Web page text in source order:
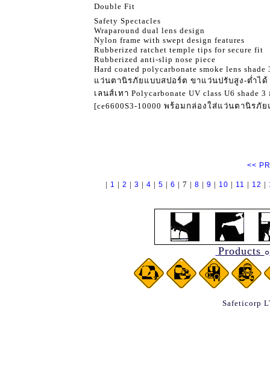
Double Fit
Safety Spectacles
Wraparound dual lens design
Nylon frame with swept design features
Rubberized ratchet temple tips for secure fit
Rubberized anti-slip nose piece
Hard coated polycarbonate smoke lens
แว่นตานิรภัยแบบสปอร์ต ขาแว่นปรับสูง-ต่ำได้
เลนส์เทา Polycarbonate UV class U6 shade
[ce6600S3-10000 พร้อมกล่องใส่แว่นตานิรภั
<<
| 1 | 2 | 3 | 4 | 5 | 6 | 7 | 8 | 9 | 10 | 11 | 12 |
Products ๐
Safeticorp